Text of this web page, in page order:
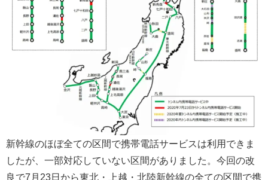
新幹線のほぼ全ての区間で携帯電話サービスは利用できま
したが、一部対応していない区間がありました。今回の改
良で7月23日から東北・上越・北陸新幹線の全ての区間で携